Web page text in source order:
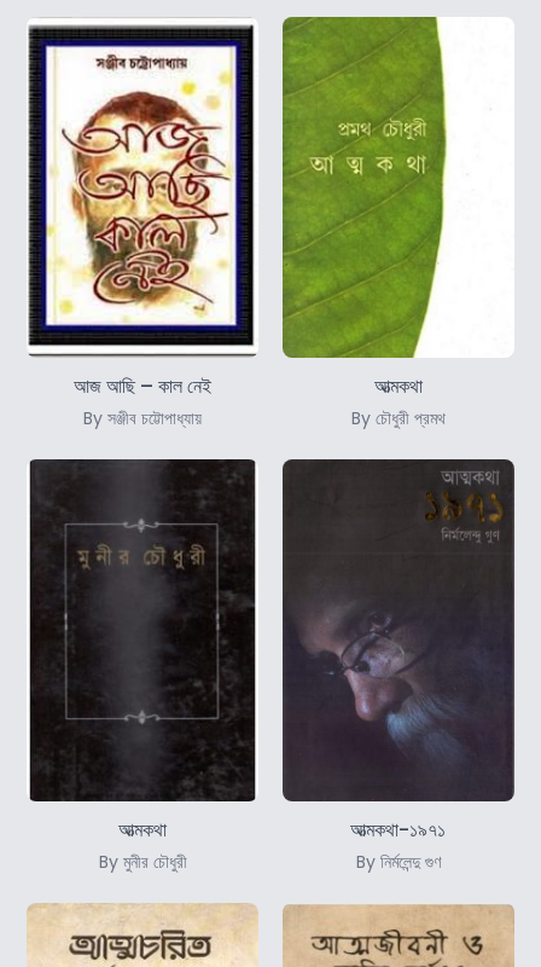
আজ আছি – কাল নেই
By সঞ্জীব চট্টোপাধ্যায়
আত্মকথা
By চৌধুরী প্রমথ
আত্মকথা
By মুনীর চৌধুরী
আত্মকথা-১৯৭১
By নির্মলেন্দু গুণ